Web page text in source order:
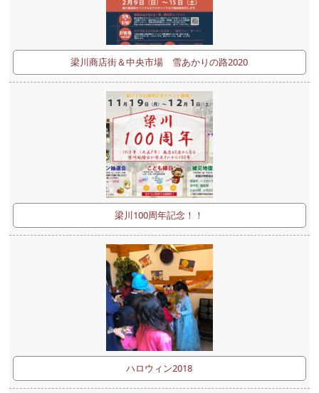
梁川商店街＆中央市場 雪あかりの路2020
梁川100周年記念！！
ハロウィン2018